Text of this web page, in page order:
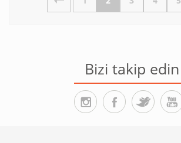
Bizi takip edin